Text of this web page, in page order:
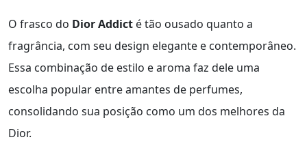
O frasco do Dior Addict é tão ousado quanto a
fragrância, com seu design elegante e contemporâneo.
Essa combinação de estilo e aroma faz dele uma
escolha popular entre amantes de perfumes,
consolidando sua posição como um dos melhores da
Dior.